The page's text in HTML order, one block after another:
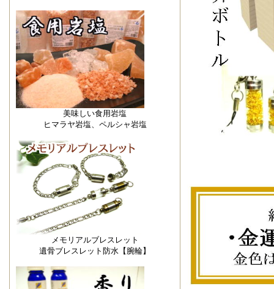
美味しい食用岩塩
ヒマラヤ岩塩、ペルシャ岩塩
メモリアルブレスレット
遺骨ブレスレット防水【腕輪】